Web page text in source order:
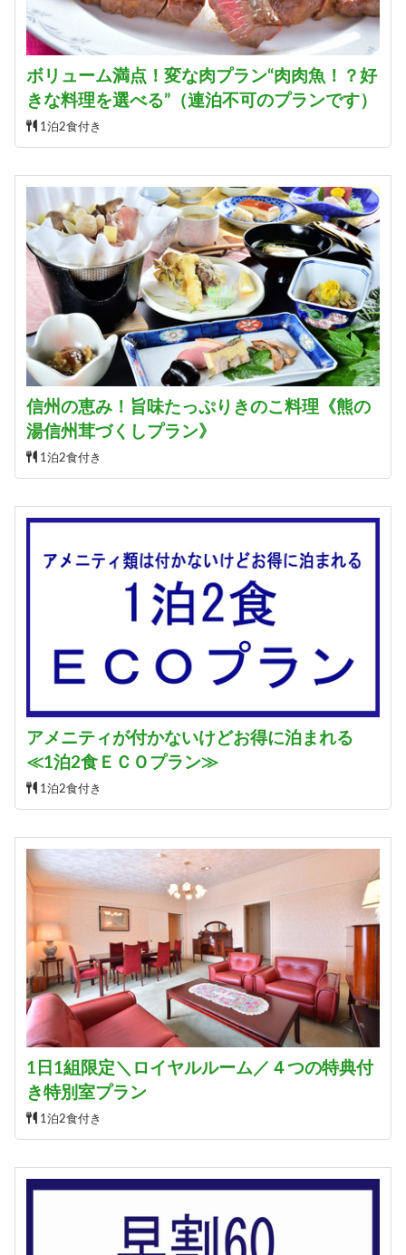
ボリューム満点！変な肉プラン“肉肉魚！？好
きな料理を選べる”（連泊不可のプランです）
1泊2食付き
信州の恵み！旨味たっぷりきのこ料理《熊の
湯信州茸づくしプラン》
1泊2食付き
アメニティが付かないけどお得に泊まれる
≪1泊2食ＥＣＯプラン≫
1泊2食付き
1日1組限定＼ロイヤルルーム／４つの特典付
き特別室プラン
1泊2食付き